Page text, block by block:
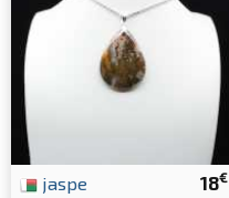
18€
jaspe